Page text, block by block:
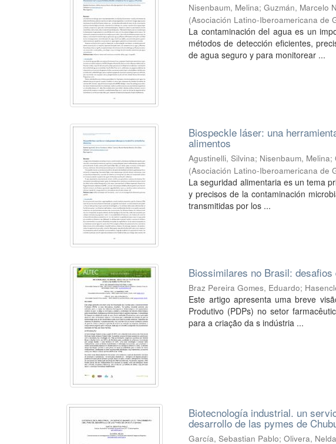
Nisenbaum, Melina;Guzmán, Marcelo
(Asociación Latino-Iberoamericana de
La contaminación del agua es un
métodos de detección eficientes,
de agua seguro y para monitorear ...
Biospeckle láser: una
alimentos
Agustinelli, Silvina; Nisenbaum, Melina;
(Asociación Latino-Iberoamericana de
La seguridad alimentaria es un tema
y precisos de la contaminación
transmitidas por los ...
Biossimilares no Brasil:
Braz Pereira Gomes, Eduardo;
Este artigo apresenta uma breve
Produtivo (PDPs) no setor
para a criação da s indústria ...
Biotecnología industrial. un
desarrollo de las pymes de
García, Sebastian Pablo;Olivera, Nelda